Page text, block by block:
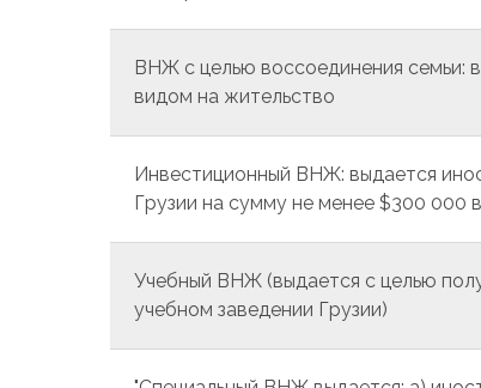
ВНЖ с целью воссоединения семьи:
видом на жительство
Инвестиционный ВНЖ: выдается
Грузии на сумму не менее $300 000
Учебный ВНЖ (выдается с целью
учебном заведении Грузии)